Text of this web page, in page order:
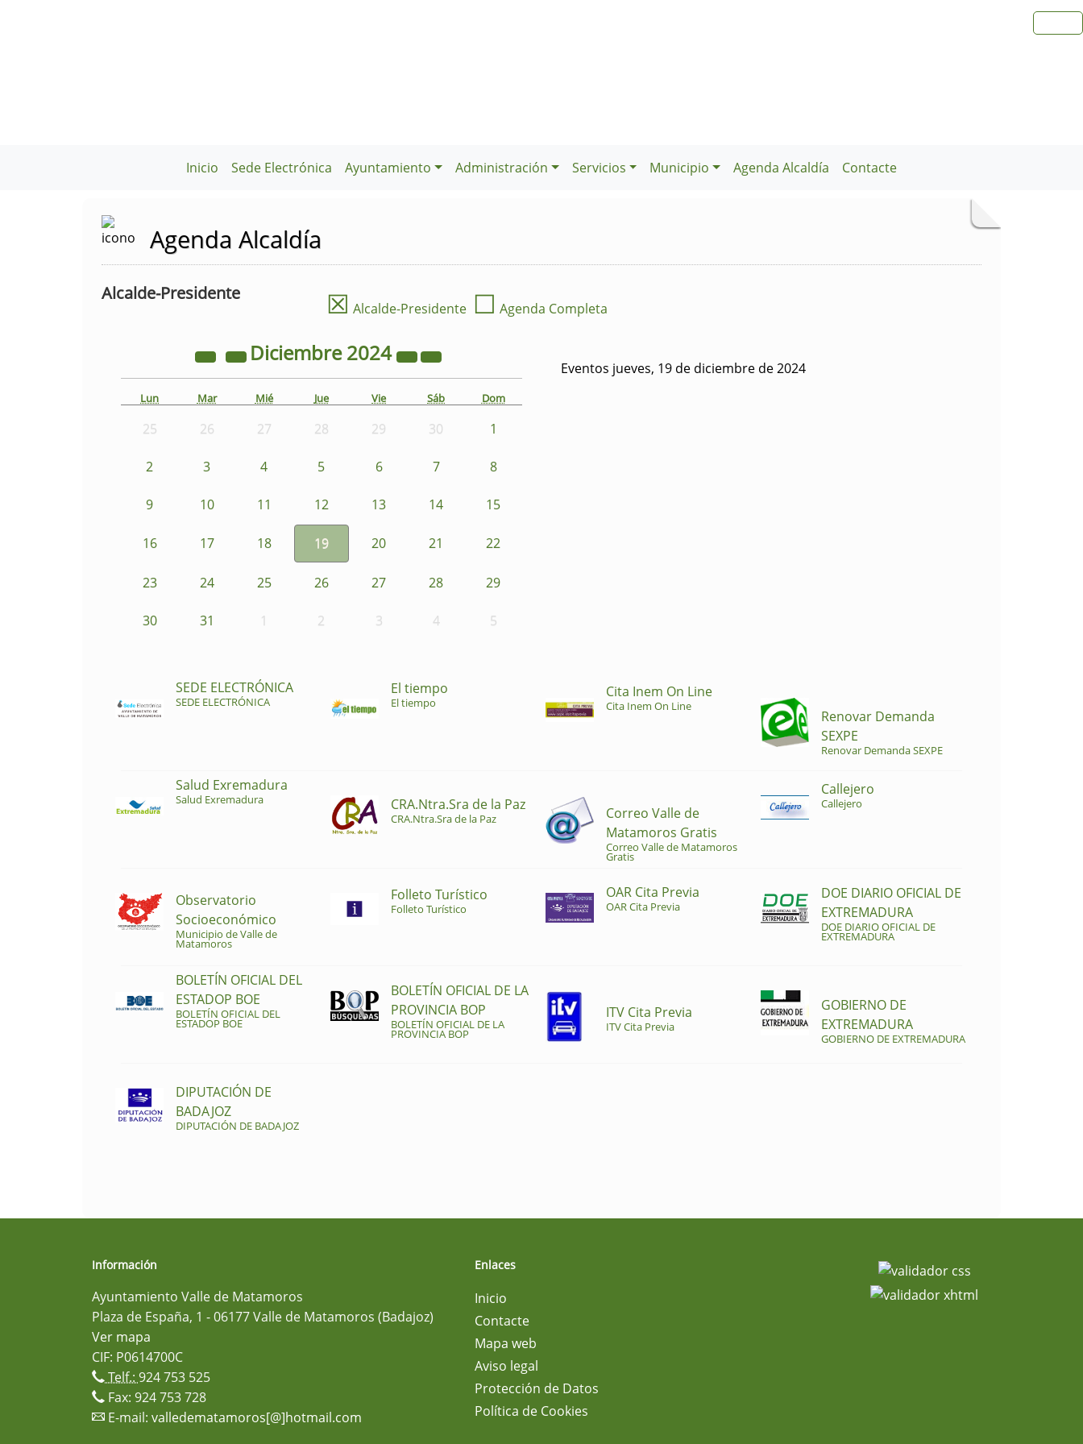
Inicio Sede Electrónica Ayuntamiento Administración Servicios Municipio Agenda Alcaldía Contacte
Agenda Alcaldía
Alcalde-Presidente ☒ Alcalde-Presidente ☐ Agenda Completa
Diciembre2024
Lun Mar Mié Jue Vie Sáb Dom
25 26 27 28 29 30 1
2 3 4 5 6 7 8
9 10 11 12 13 14 15
16 17 18 19 20 21 22
23 24 25 26 27 28 29
30 31 1 2 3 4 5
Eventos jueves, 19 de diciembre de 2024
SEDE ELECTRÓNICA
SEDE ELECTRÓNICA
El tiempo
El tiempo
Cita Inem On Line
Cita Inem On Line
Renovar Demanda
SEXPE
Renovar Demanda SEXPE
Salud Exremadura
Salud Exremadura CRA.Ntra.Sra de la Paz
CRA.Ntra.Sra de la Paz
Correo Valle de
Matamoros Gratis
Correo Valle de Matamoros
Gratis
Callejero
Callejero
Observatorio
Socioeconómico
Municipio de Valle de
Matamoros
Folleto Turístico
Folleto Turístico
OAR Cita Previa
OAR Cita Previa
DOE DIARIO OFICIAL DE
EXTREMADURA
DOE DIARIO OFICIAL DE
EXTREMADURA
BOLETÍN OFICIAL DEL
ESTADOP BOE
BOLETÍN OFICIAL DEL
ESTADOP BOE
BOLETÍN OFICIAL DE LA
PROVINCIA BOP
BOLETÍN OFICIAL DE LA
PROVINCIA BOP
ITV Cita Previa
ITV Cita Previa
GOBIERNO DE
EXTREMADURA
GOBIERNO DE EXTREMADURA
DIPUTACIÓN DE
BADAJOZ
DIPUTACIÓN DE BADAJOZ
Información
Ayuntamiento Valle de Matamoros
Plaza de España, 1 - 06177 Valle de Matamoros (Badajoz)
Ver mapa
CIF: P0614700C
Telf.: 924 753 525
Fax: 924 753 728
E-mail: valledematamoros[@]hotmail.com
Enlaces
Inicio
Contacte
Mapa web
Aviso legal
Protección de Datos
Política de Cookies